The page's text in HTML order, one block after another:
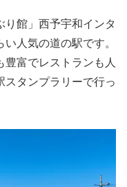
り館」西予宇和インタ
人気の道の駅です。
富でレストランも人
スタンプラリーで行っ